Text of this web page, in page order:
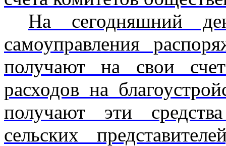
На сегодняшний
самоуправления
получают на свои
расходов на
получают эти
сельских